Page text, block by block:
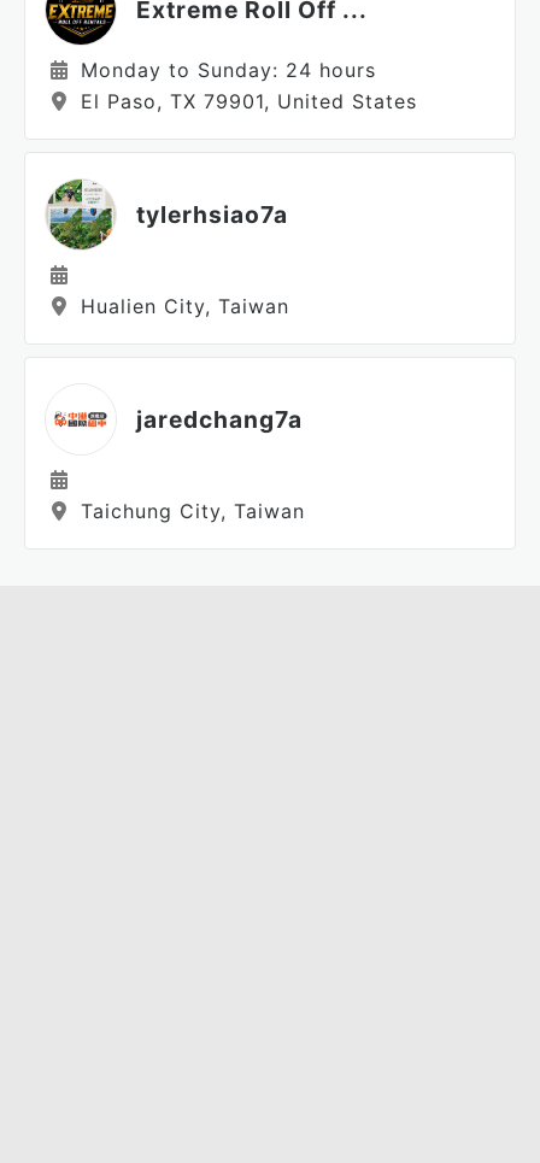
Extreme Roll Off ...
Monday to Sunday: 24 hours
El Paso, TX 79901, United States
tylerhsiao7a
Hualien City, Taiwan
jaredchang7a
Taichung City, Taiwan